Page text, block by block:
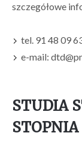
szczegółowe
tel. 91 48 09
e-mail:
STUDIA
STOPNIA